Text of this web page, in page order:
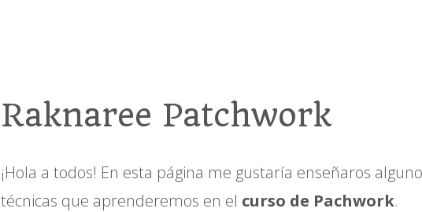
Raknaree Patchwork
¡Hola a todos! En esta página me gustaría enseñaros
técnicas que aprenderemos en el curso de Pachwork.